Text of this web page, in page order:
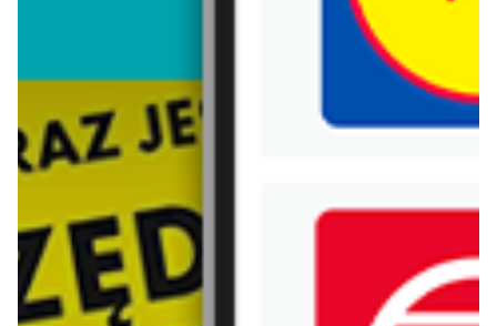
Zobacz aktualne gazetki Blix!